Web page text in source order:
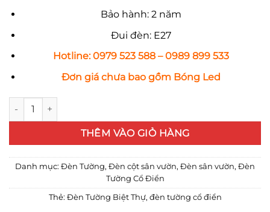
Bảo hành: 2 năm
Đui đèn: E27
Hotline: 0979 523 588 – 0989 899 533
Đơn giá chưa bao gồm Bóng Led
Đèn Tường Cổ Điển, Chống nước, chất liệu hợp kim nhôm
THÊM VÀO GIỎ HÀNG
Danh mục: Đèn Tường, Đèn cột sân vườn, Đèn sân vườn, Đèn
Tường Cổ Điển
Thẻ: Đèn Tường Biệt Thự, đèn tường cổ điển